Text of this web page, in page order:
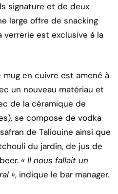
signature et de deux
large offre de snacking
verrerie est exclusive à la
mug en cuivre est amené à
un nouveau matériau et
de la céramique de
se compose de vodka
de Taliouine ainsi que
du jardin, de jus de
« Il nous fallait un
», indique le bar manager.